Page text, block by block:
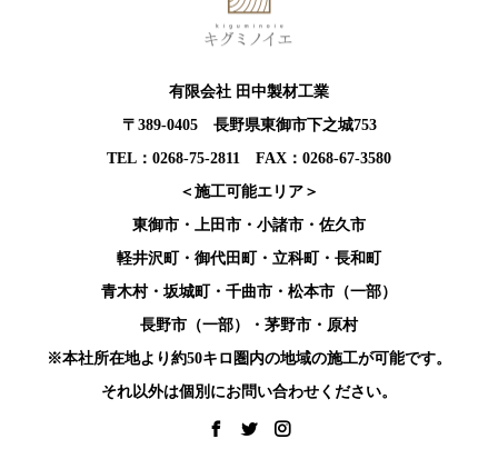
有限会社 田中製材工業
〒389-0405 長野県東御市下之城753
TEL：0268-75-2811 FAX：0268-67-3580
＜施工可能エリア＞
東御市・上田市・小諸市・佐久市
軽井沢町・御代田町・立科町・長和町
青木村・坂城町・千曲市・松本市（一部）
長野市（一部）・茅野市・原村
※本社所在地より約50キロ圏内の地域の施工が可能です。
それ以外は個別にお問い合わせください。